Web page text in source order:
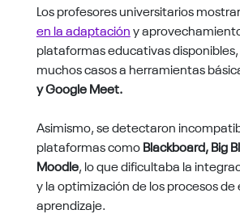
Los profesores universitarios
en la adaptacióny
plataformas educativas
muchos casos a herramientas
y Google Meet.
Asimismo, se detectaron
plataformas comoBlackboard, Big
Moodle, lo que dificultaba la
y la optimización de los procesos
aprendizaje.